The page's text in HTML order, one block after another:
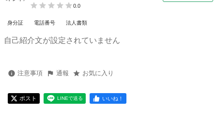
0.0
身分証 電話番号 法人書類
自己紹介文が設定されていません
注意事項 通報 お気に入り
ポスト LINEで送る いいね！